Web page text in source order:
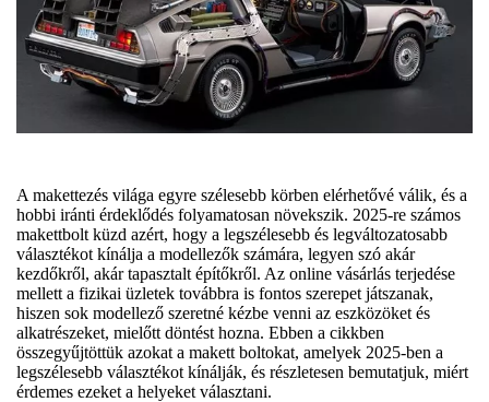
A makettezés világa egyre szélesebb körben elérhetővé válik, és a
hobbi iránti érdeklődés folyamatosan növekszik. 2025-re számos
makettbolt küzd azért, hogy a legszélesebb és legváltozatosabb
választékot kínálja a modellezők számára, legyen szó akár
kezdőkről, akár tapasztalt építőkről. Az online vásárlás terjedése
mellett a fizikai üzletek továbbra is fontos szerepet játszanak,
hiszen sok modellező szeretné kézbe venni az eszközöket és
alkatrészeket, mielőtt döntést hozna. Ebben a cikkben
összegyűjtöttük azokat a makett boltokat, amelyek 2025-ben a
legszélesebb választékot kínálják, és részletesen bemutatjuk, miért
érdemes ezeket a helyeket választani.